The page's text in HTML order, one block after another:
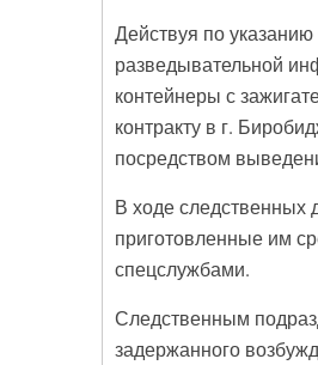
Действуя по
разведывательной
контейнеры с
контракту в г.
посредством
В ходе следственных
приготовленные им
спецслужбами.
Следственным
задержанного